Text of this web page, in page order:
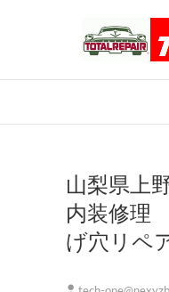
ホイ
ータ
山梨県上
内装修理
げ穴リペ